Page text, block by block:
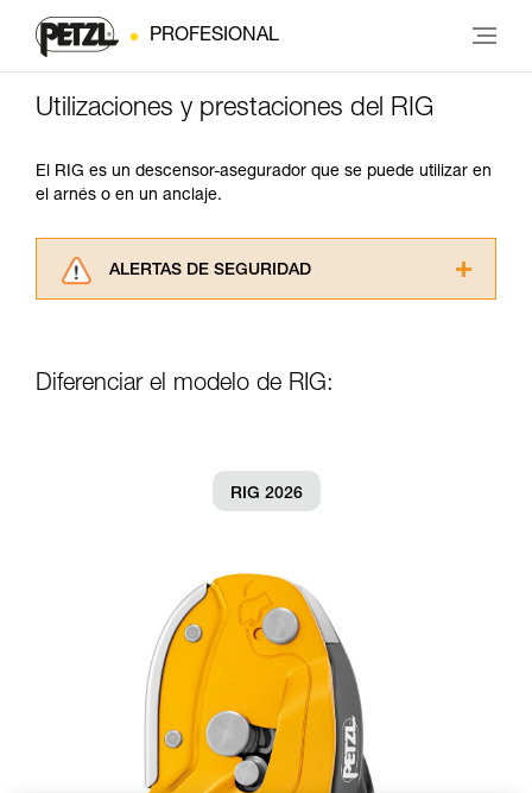
PROFESIONAL
Utilizaciones y prestaciones del RIG
El RIG es un descensor-asegurador que se puede utilizar en
el arnés o en un anclaje.
ALERTAS DE SEGURIDAD
información de la ficha técnica para poder
través de un profesional su capacidad para
ejecutar estas técnicas, solo y con total
Damos ejemplos de técnicas relacionadas con
su actividad. Pueden existir otras que no
describimos aquí.
Diferenciar el modelo de RIG:
RIG 2026